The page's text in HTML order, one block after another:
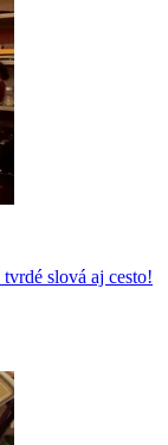
slová aj cesto!